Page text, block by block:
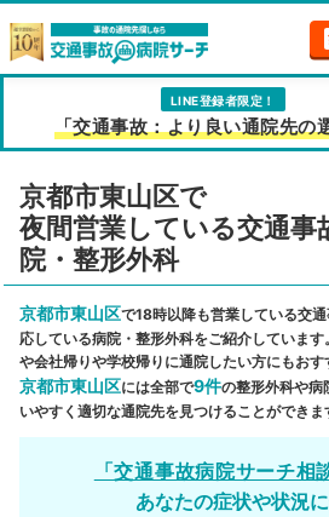
LINE登録者限定！
「交通事故：より良い通院先の
京都市東山区で
夜間営業している交通事
院・整形外科
京都市東山区で18時以降も営業している交
応している病院・整形外科をご紹介していま
や会社帰りや学校帰りに通院したい方にもおす
京都市東山区には全部で9件の整形外科や病
いやすく適切な通院先を見つけることができま
「交通事故病院サーチ相
あなたの症状や状況